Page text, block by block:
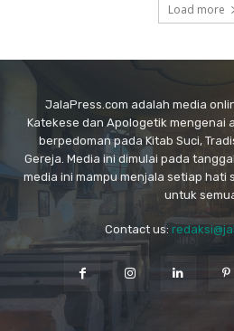
Load more
JalaPress.com adalah media
Katekese dan Apologetik mengenai
berpedoman pada Kitab Suci,
Gereja. Media ini dimulai pada
media ini mampu menjala setiap hati
untuk
Contact us: